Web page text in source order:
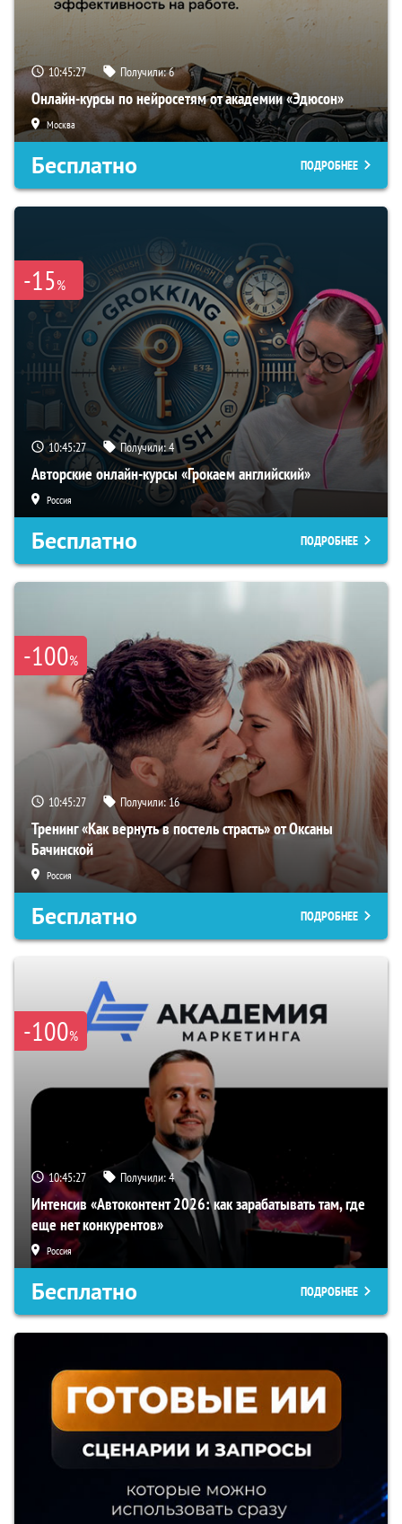
10:45:27 Получили:6
Онлайн-курсы по нейросетям от академии «Эдюсон»
Москва
Бесплатно ПОДРОБНЕЕ
-15%
10:45:27 Получили:4
Авторские онлайн-курсы «Грокаем английский»
Россия
Бесплатно ПОДРОБНЕЕ
-100%
10:45:27 Получили:16
Тренинг «Как вернуть в постель страсть» от Оксаны
Бачинской
Россия
Бесплатно ПОДРОБНЕЕ
-100%
10:45:27 Получили:4
Интенсив «Автоконтент 2026: как зарабатывать там, где
еще нет конкурентов»
Россия
Бесплатно ПОДРОБНЕЕ